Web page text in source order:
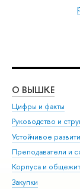
О ВЫШКЕ
Цифры и факты
Руководство и
Устойчивое
Преподаватели и
Корпуса и
Закупки